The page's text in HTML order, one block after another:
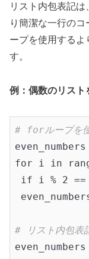
リスト内包表記
り簡潔な一行の
ープを使用するよ
す。
例：偶数のリスト
# forループを
for i in
if i % 2 ==
# リスト内包表